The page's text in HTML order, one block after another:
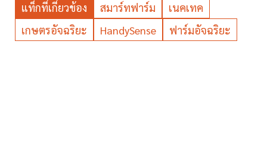
แท็กที่เกี่ยวข้อง สมาร์ทฟาร์ม
เนคเทค
เกษตรอัจฉริยะ
HandySense ฟาร์มอัจฉริยะ